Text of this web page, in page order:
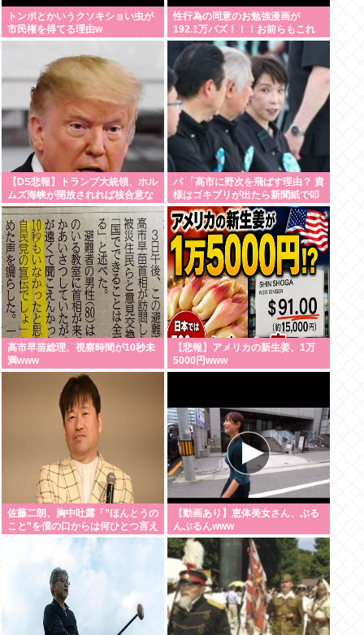
トンボとかいうクソキショい虫が
市民権を得てる理由w
性行為の同意のお勉強漫画が
192.1万バズ！！！お前らもこれ
で勉強しよう！安倍晋三
【DS悲報】トランプ大統領、ホル
ムズ海峡が開放されれば核合意な
しで対イラン勝利宣言へ。
MAGA！
パ 「高市に野次を飛ばす理由？ 貴
様はゴキブリが出たら新聞紙で叩
かないのか？」
高市早苗総理、視察時間が10秒未
満www
【悲報】アメリカの新生姜、1万
5000円www
佐藤二朗、胸中吐露「”ほんとうの
こと”を僕の口からは何ひとつ言え
なくて…言葉にできぬ悔しさ」
【動画あり】恵体美女さん、ぶる
んぶるんwww